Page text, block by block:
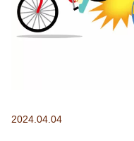
2024.04.04